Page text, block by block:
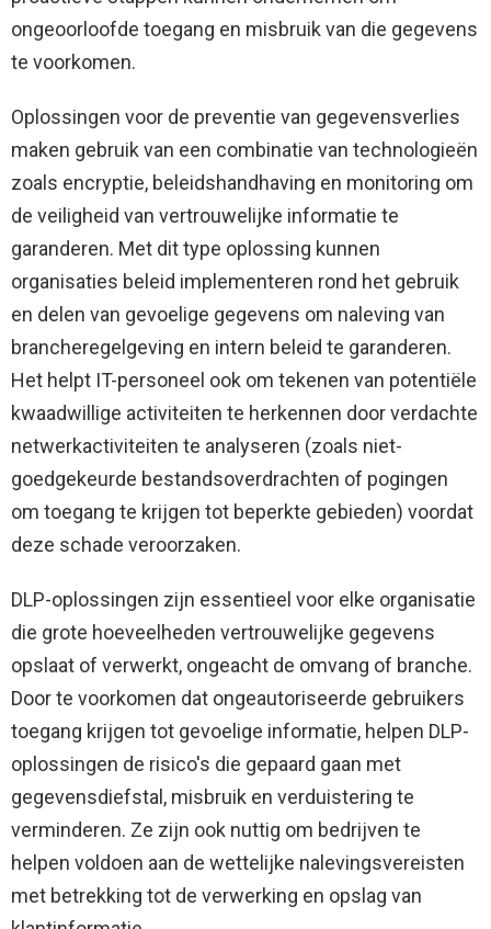
ongeoorloofde toegang en misbruik van die gegevens
te voorkomen.
Oplossingen voor de preventie van gegevensverlies
maken gebruik van een combinatie van technologieën
zoals encryptie, beleidshandhaving en monitoring om
de veiligheid van vertrouwelijke informatie te
garanderen. Met dit type oplossing kunnen
organisaties beleid implementeren rond het gebruik
en delen van gevoelige gegevens om naleving van
brancheregelgeving en intern beleid te garanderen.
Het helpt IT-personeel ook om tekenen van potentiële
kwaadwillige activiteiten te herkennen door verdachte
netwerkactiviteiten te analyseren (zoals niet-
goedgekeurde bestandsoverdrachten of pogingen
om toegang te krijgen tot beperkte gebieden) voordat
deze schade veroorzaken.
DLP-oplossingen zijn essentieel voor elke organisatie
die grote hoeveelheden vertrouwelijke gegevens
opslaat of verwerkt, ongeacht de omvang of branche.
Door te voorkomen dat ongeautoriseerde gebruikers
toegang krijgen tot gevoelige informatie, helpen DLP-
oplossingen de risico's die gepaard gaan met
gegevensdiefstal, misbruik en verduistering te
verminderen. Ze zijn ook nuttig om bedrijven te
helpen voldoen aan de wettelijke nalevingsvereisten
met betrekking tot de verwerking en opslag van